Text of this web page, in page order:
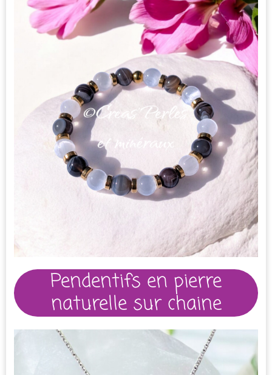
Pendentifs en pierre
naturelle sur chaine